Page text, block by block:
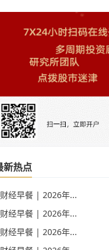
新热点
财经早餐 | 2026年...
财经早餐 | 2026年...
财经早餐 | 2026年...